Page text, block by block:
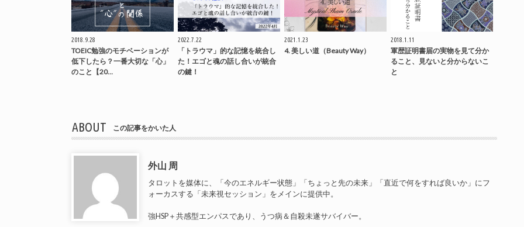
2018.9.28
TOEIC勉強のモチベーションが
低下したら？一番大切な「心」
のこと【20…
2022.7.22
「トラウマ」的な記憶を統合し
た！エゴと魂の話し合いが統合
の鍵！
2021.1.23
4. 美しい道（Beauty Way）
2018.1.11
軍歴証明書届の実物を見て分か
ること、見ないと分からないこ
と
ABOUT この記事をかいた人
外山 周
タロットを媒体に、「今のエネルギー状態」「ちょっと先の未来」「直近で何をすれば良いか」にフ
ォーカスする「未来視セッション」をメインに提供中。
強HSP＋共感型エンパスであり、うつ病＆自殺未遂サバイバー。